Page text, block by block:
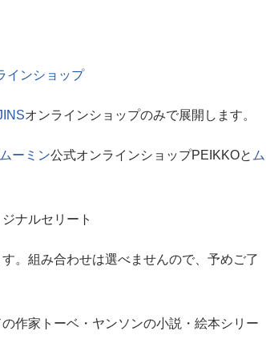
インショップ
オンラインショップのみで展開します。
ムーミン公式オンラインショップPEIKKOと ム
ナルセリート
。組み合わせは選べませんので、予めご了
作家トーベ・ヤンソンの小説・絵本シリー